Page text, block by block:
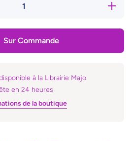
la
Sur Commande
à la Librairie Majo
en 24 heures
de la boutique